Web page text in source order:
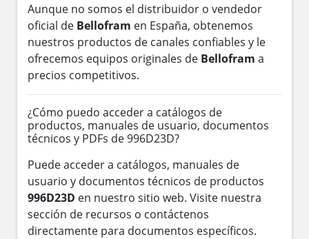
Aunque no somos el distribuidor o vendedor
oficial de Bellofram en España, obtenemos
nuestros productos de canales confiables y le
ofrecemos equipos originales de Bellofram a
precios competitivos.
¿Cómo puedo acceder a catálogos de
productos, manuales de usuario, documentos
técnicos y PDFs de 996D23D?
Puede acceder a catálogos, manuales de
usuario y documentos técnicos de productos
996D23D en nuestro sitio web. Visite nuestra
sección de recursos o contáctenos
directamente para documentos específicos.